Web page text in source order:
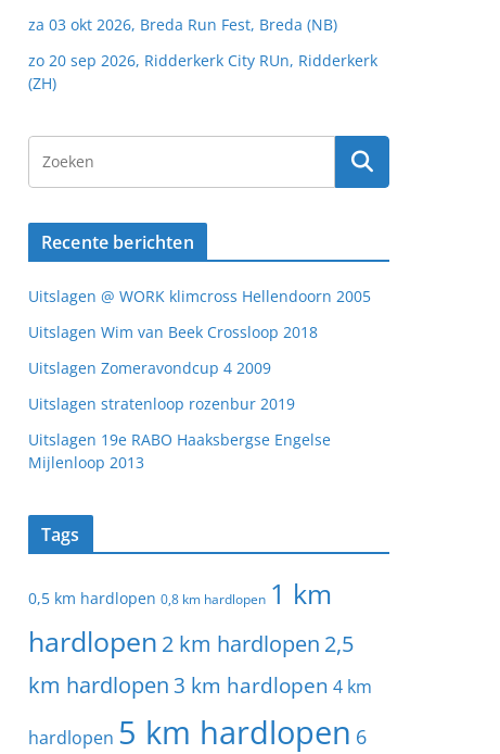
za 03 okt 2026, Breda Run Fest, Breda (NB)
zo 20 sep 2026, Ridderkerk City RUn, Ridderkerk
(ZH)
Recente berichten
Uitslagen @ WORK klimcross Hellendoorn 2005
Uitslagen Wim van Beek Crossloop 2018
Uitslagen Zomeravondcup 4 2009
Uitslagen stratenloop rozenbur 2019
Uitslagen 19e RABO Haaksbergse Engelse
Mijlenloop 2013
Tags
0,5 km hardlopen 0,8 km hardlopen 1 km
hardlopen 2 km hardlopen 2,5
km hardlopen 3 km hardlopen 4 km
hardlopen 5 km hardlopen 6